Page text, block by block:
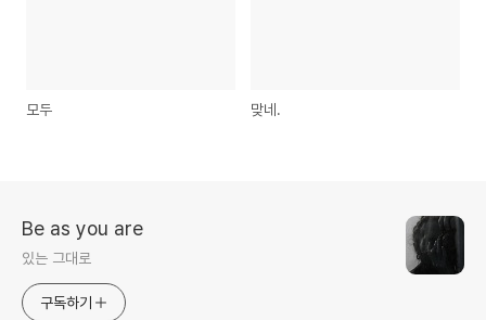
모두 맞네.
Be as you are
있는 그대로
구독하기